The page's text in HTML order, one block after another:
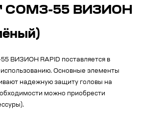
СОМЗ-55 ВИЗИОН
ВИЗИОН RAPID поставляется в
использованию. Основные элементы
надежную защиту головы на
можно приобрести